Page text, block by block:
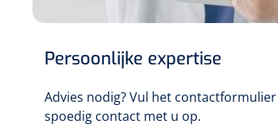
Persoonlijke expertise
Advies nodig? Vul het
spoedig contact met u op.